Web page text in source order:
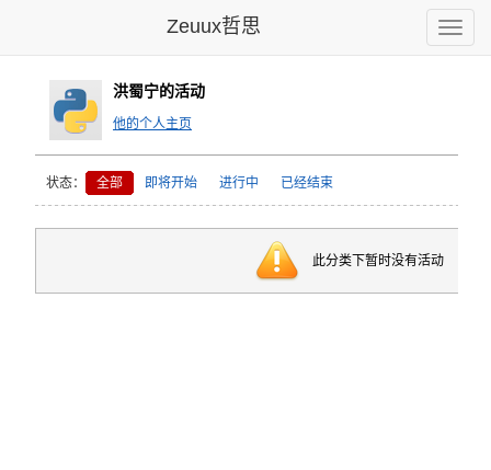
Toggle
Zeuux哲思
洪蜀宁的活动
他的个人主页
状态： 全部 即将开始 进行中 已经结束
此分类下暂时没有活动